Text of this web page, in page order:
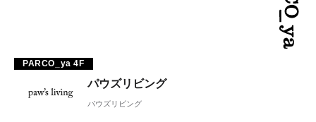
PARCOメンバーズ
PARCO_ya 4F
パウズリビング
パウズリビング